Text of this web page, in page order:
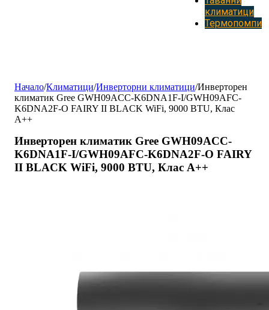
климатици
Термопомпи
Начало/Климатици/Инверторни климатици/Инверторен
климатик Gree GWH09ACC-K6DNA1F-I/GWH09AFC-
K6DNA2F-O FAIRY II BLACK WiFi, 9000 BTU, Клас
A++
Инверторен климатик Gree GWH09ACC-
K6DNA1F-I/GWH09AFC-K6DNA2F-O FAIRY
II BLACK WiFi, 9000 BTU, Клас A++